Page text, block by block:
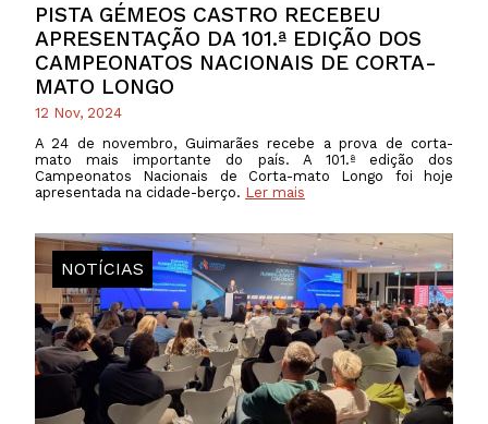
PISTA GÉMEOS CASTRO RECEBEU
APRESENTAÇÃO DA 101.ª EDIÇÃO DOS
CAMPEONATOS NACIONAIS DE CORTA-
MATO LONGO
12 Nov, 2024
A 24 de novembro, Guimarães recebe a prova de corta-
mato mais importante do país. A 101.ª edição dos
Campeonatos Nacionais de Corta-mato Longo foi hoje
apresentada na cidade-berço. Ler mais
NOTÍCIAS